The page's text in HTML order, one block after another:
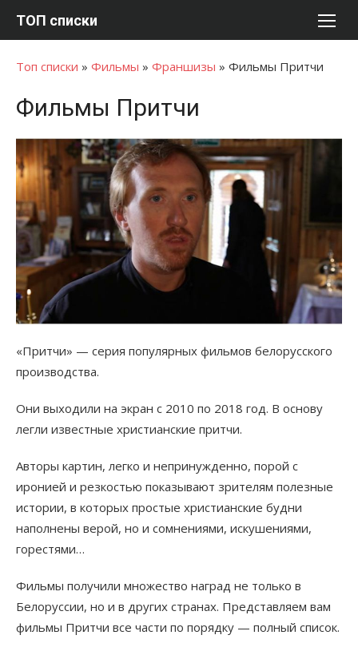
ТОП списки
Топ списки » Фильмы » Франшизы » Фильмы Притчи
Фильмы Притчи
«Притчи» — серия популярных фильмов белорусского
производства.
Они выходили на экран с 2010 по 2018 год. В основу
легли известные христианские притчи.
Авторы картин, легко и непринужденно, порой с
иронией и резкостью показывают зрителям полезные
истории, в которых простые христианские будни
наполнены верой, но и сомнениями, искушениями,
горестями…
Фильмы получили множество наград не только в
Белоруссии, но и в других странах. Представляем вам
фильмы Притчи все части по порядку — полный список.